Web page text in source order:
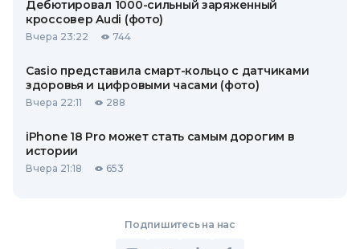
Дебютировал 1000-сильный заряженный
кроссовер Audi (фото)
Вчера 23:22 744
Casio представила смарт-кольцо с датчиками
здоровья и цифровыми часами (фото)
Вчера 22:11 288
iPhone 18 Pro может стать самым дорогим в
истории
Вчера 21:18 653
Подпишитесь на нас